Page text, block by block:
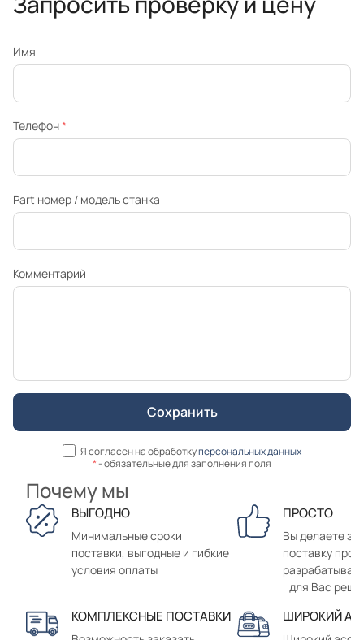
Имя
Телефон*
Part номер / модель станка
Комментарий
Я согласен на обработкуперсональных данных
*- обязательные для заполнения поля
Почему мы
ВЫГОДНО
Минимальные сроки
поставки, выгодные и гибкие
условия оплаты
ПРОСТО
Вы делаете
поставку
для Вас
КОМПЛЕКСНЫЕ ПОСТАВКИ ШИРОКИЙ